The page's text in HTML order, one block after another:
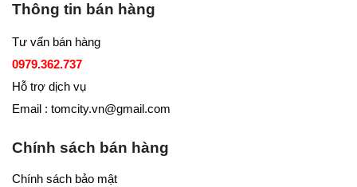
Thông tin bán hàng
Tư vấn bán hàng
0979.362.737
Hỗ trợ dịch vụ
Email : tomcity.vn@gmail.com
Chính sách bán hàng
Chính sách bảo mật